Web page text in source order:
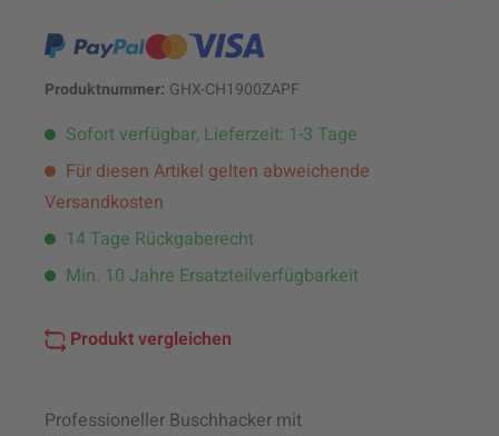
Produktnummer: GHX-CH1900ZAPF
Sofort verfügbar, Lieferzeit: 1-3 Tage
Für diesen Artikel gelten abweichende
Versandkosten
14 Tage Rückgaberecht
Min. 10 Jahre Ersatzteilverfügbarkeit
Produkt vergleichen
Professioneller Buschhacker mit